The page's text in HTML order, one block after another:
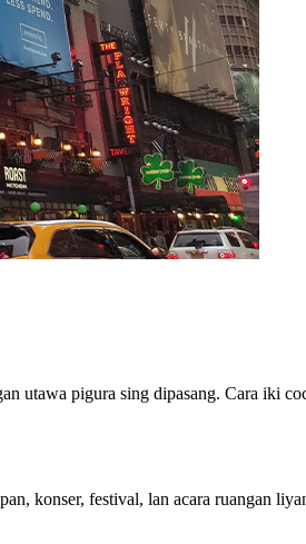
utawa pigura sing dipasang. Cara iki
konser, festival, lan acara ruangan